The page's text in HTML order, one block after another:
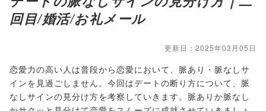
回目/婚活/お礼メール
更新日：2025年03月05日
恋愛力の高い人は普段から恋愛において、脈あり・脈なしサ
インを見過ごしません。今回はデートの断り方について、脈
なしサインの見分け方を考察していきます。脈ありか脈なし